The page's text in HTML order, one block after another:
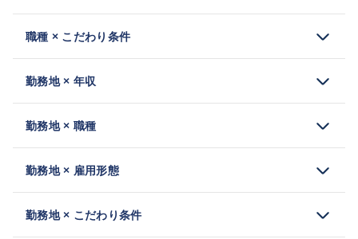
職種 × こだわり条件
勤務地 × 年収
勤務地 × 職種
勤務地 × 雇用形態
勤務地 × こだわり条件